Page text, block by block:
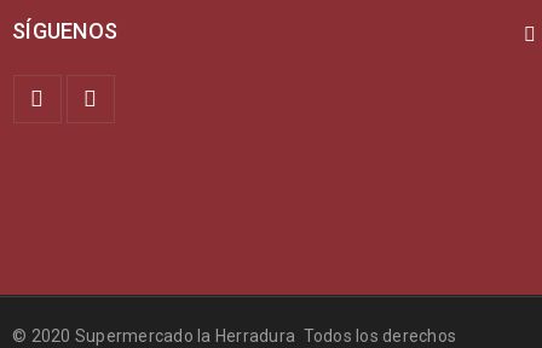
SÍGUENOS
© 2020 Supermercado la Herradura Todos los derechos